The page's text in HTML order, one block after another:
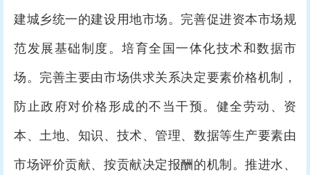
建城乡统一的建设用地市场。完善促进资本市场规
范发展基础制度。培育全国一体化技术和数据市
场。完善主要由市场供求关系决定要素价格机制，
防止政府对价格形成的不当干预。健全劳动、资
本、土地、知识、技术、管理、数据等生产要素由
市场评价贡献、按贡献决定报酬的机制。推进水、